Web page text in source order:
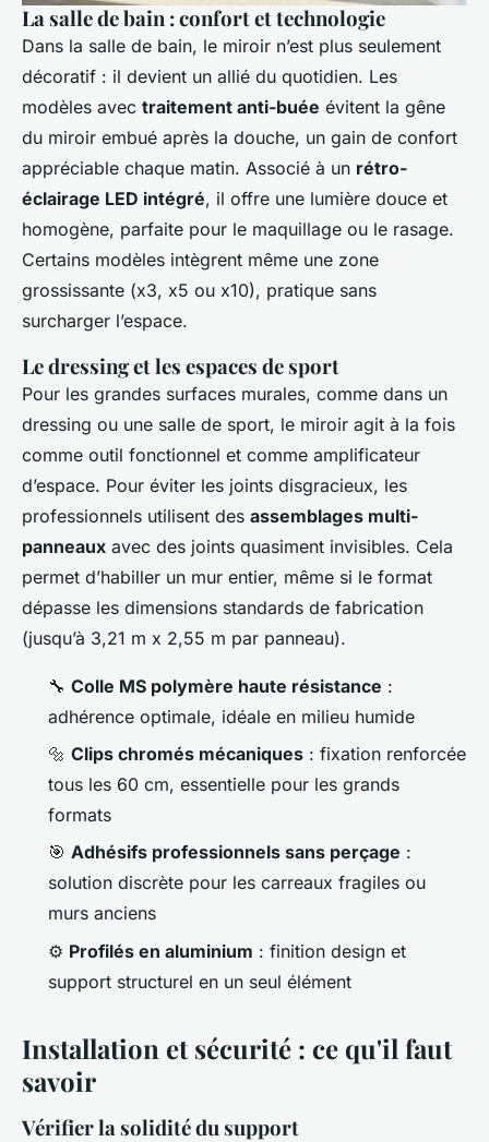
La salle de bain : confort et technologie
Dans la salle de bain, le miroir n’est plus seulement
décoratif : il devient un allié du quotidien. Les
modèles avec traitement anti-buée évitent la gêne
du miroir embué après la douche, un gain de confort
appréciable chaque matin. Associé à un rétro-
éclairage LED intégré, il offre une lumière douce et
homogène, parfaite pour le maquillage ou le rasage.
Certains modèles intègrent même une zone
grossissante (x3, x5 ou x10), pratique sans
surcharger l’espace.
Le dressing et les espaces de sport
Pour les grandes surfaces murales, comme dans un
dressing ou une salle de sport, le miroir agit à la fois
comme outil fonctionnel et comme amplificateur
d’espace. Pour éviter les joints disgracieux, les
professionnels utilisent des assemblages multi-
panneaux avec des joints quasiment invisibles. Cela
permet d’habiller un mur entier, même si le format
dépasse les dimensions standards de fabrication
(jusqu’à 3,21 m x 2,55 m par panneau).
🔧 Colle MS polymère haute résistance :
adhérence optimale, idéale en milieu humide
🔩 Clips chromés mécaniques : fixation renforcée
tous les 60 cm, essentielle pour les grands
formats
🎯 Adhésifs professionnels sans perçage :
solution discrète pour les carreaux fragiles ou
murs anciens
⚙️ Profilés en aluminium : finition design et
support structurel en un seul élément
Installation et sécurité : ce qu'il faut
savoir
Vérifier la solidité du support